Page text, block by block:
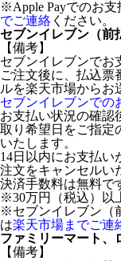
※Apple Payでのお
でご連絡 ください。
セブンイレブン（前
【備考】
セブンイレブンでお
ご注文後に、払込票
ルを楽天市場からお
セブンイレブンでの
お支払い状況の確認
取り希望日をご指定
いたします。
14日以内にお支払い
注文をキャンセルい
決済手数料は無料で
※30万円（税込）以
※セブンイレブン（
は楽天市場までご連
ファミリーマート、
【備考】